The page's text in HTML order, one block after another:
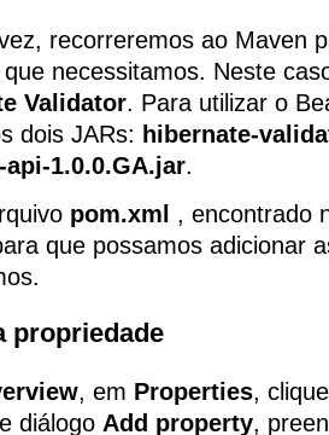
recorreremos ao Maven
que necessitamos. Neste
Validator. Para utilizar o
dois JARs: hibernate-
1.0.0.GA.jar.
pom.xml , encontrado
que possamos adicionar
propriedade
, em Properties,
diálogo Add property,